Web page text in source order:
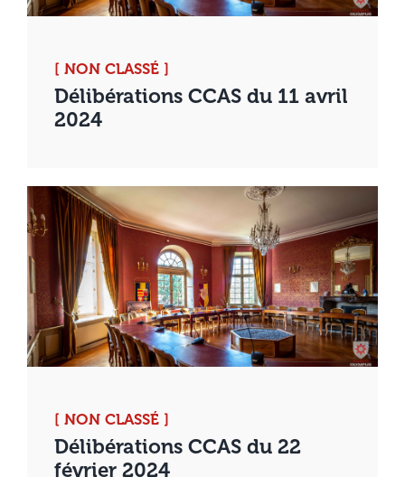
[ NON CLASSÉ ]
Délibérations CCAS du 11 avril
2024
[ NON CLASSÉ ]
Délibérations CCAS du 22
février 2024